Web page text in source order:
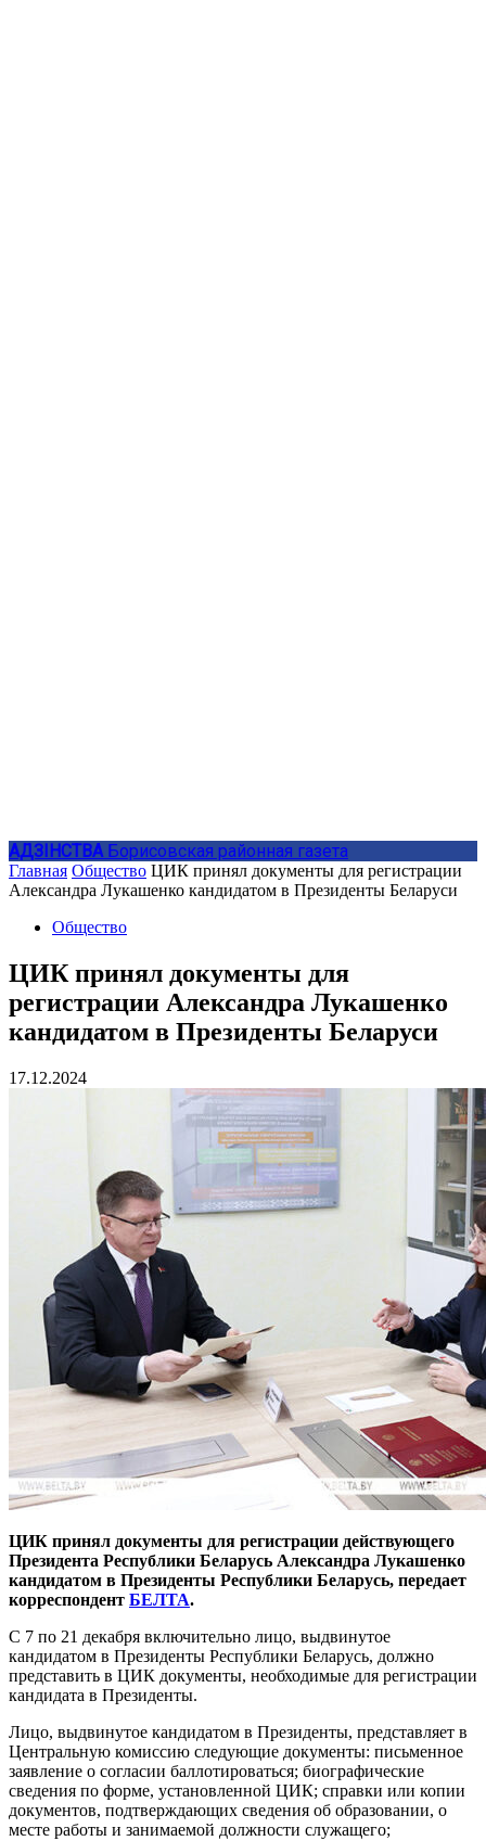
АДЗIНСТВА Борисовская районная газета
Главная Общество ЦИК принял документы для регистрации
Александра Лукашенко кандидатом в Президенты Беларуси
Общество
ЦИК принял документы для
регистрации Александра Лукашенко
кандидатом в Президенты Беларуси
17.12.2024
ЦИК принял документы для регистрации действующего
Президента Республики Беларусь Александра Лукашенко
кандидатом в Президенты Республики Беларусь, передает
корреспондент БЕЛТА.
С 7 по 21 декабря включительно лицо, выдвинутое
кандидатом в Президенты Республики Беларусь, должно
представить в ЦИК документы, необходимые для регистрации
кандидата в Президенты.
Лицо, выдвинутое кандидатом в Президенты, представляет в
Центральную комиссию следующие документы: письменное
заявление о согласии баллотироваться; биографические
сведения по форме, установленной ЦИК; справки или копии
документов, подтверждающих сведения об образовании, о
месте работы и занимаемой должности служащего;